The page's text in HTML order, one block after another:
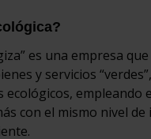
es una empresa
y servicios
ecológicos,
con el mismo nivel